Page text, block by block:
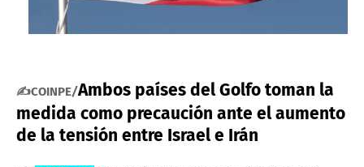
✍COINPE/Ambos países del Golfo toman la
medida como precaución ante el aumento
de la tensión entre Israel e Irán